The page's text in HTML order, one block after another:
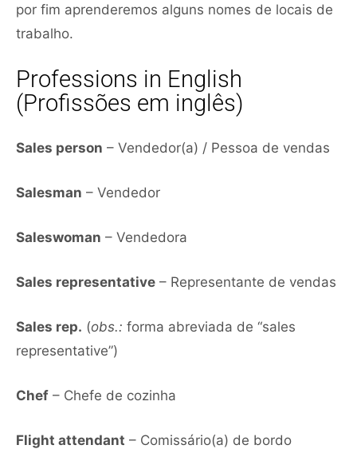
por fim aprenderemos alguns nomes de locais de
trabalho.
Professions in English
(Profissões em inglês)
Sales person – Vendedor(a) / Pessoa de vendas
Salesman – Vendedor
Saleswoman – Vendedora
Sales representative – Representante de vendas
Sales rep. (obs.: forma abreviada de “sales
representative”)
Chef – Chefe de cozinha
Flight attendant – Comissário(a) de bordo